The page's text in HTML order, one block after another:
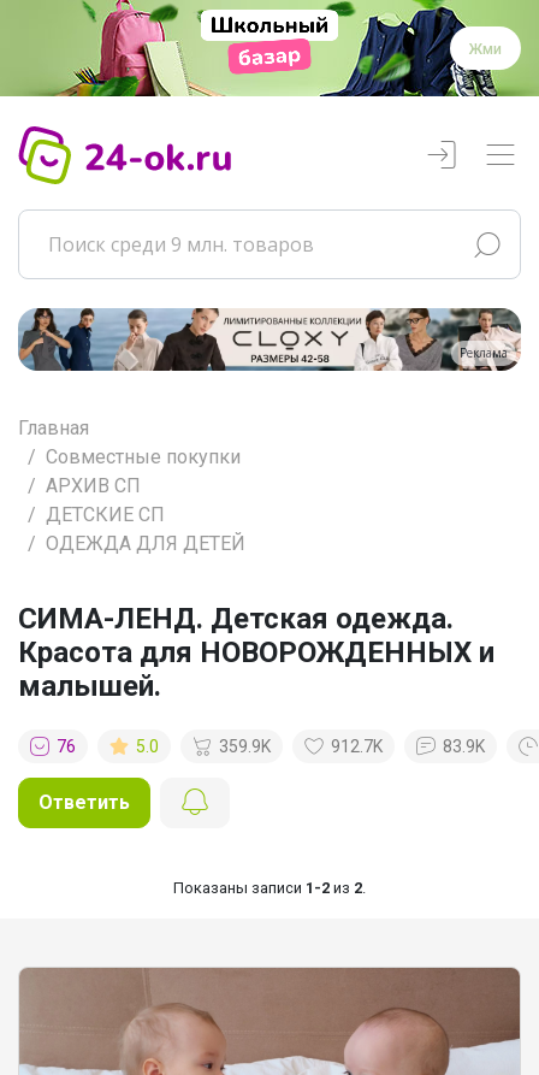
Жми
Реклама
Главная
Совместные покупки
АРХИВ СП
ДЕТСКИЕ СП
ОДЕЖДА ДЛЯ ДЕТЕЙ
СИМА-ЛЕНД. Детская одежда.
Красота для НОВОРОЖДЕННЫХ и
малышей.
76 5.0 359.9K 912.7K 83.9K
Ответить
Показаны записи 1-2 из 2